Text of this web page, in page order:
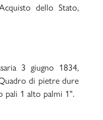
dello Stato,
3 giugno 1834,
di pietre dure
pali 1 alto palmi 1".